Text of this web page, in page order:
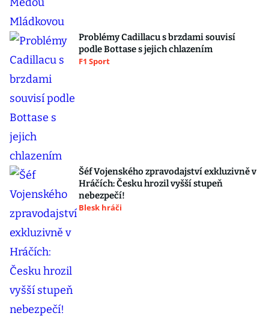
Problémy Cadillacu s brzdami souvisí
podle Bottase s jejich chlazením
F1 Sport
Šéf Vojenského zpravodajství exkluzivně v
Hráčích: Česku hrozil vyšší stupeň
nebezpečí!
Blesk hráči